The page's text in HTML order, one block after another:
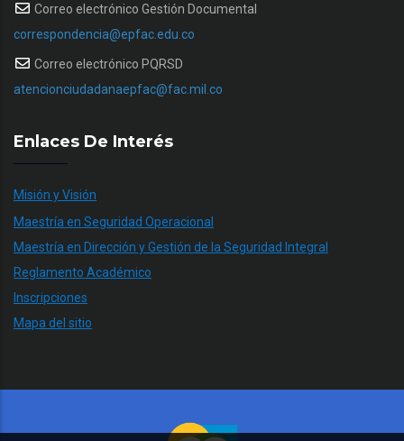
Correo electrónico Gestión Documental
correspondencia@epfac.edu.co
Correo electrónico PQRSD
atencionciudadanaepfac@fac.mil.co
Enlaces De Interés
Misión y Visión
Maestría en Seguridad Operacional
Maestría en Dirección y Gestión de la Seguridad Integral
Reglamento Académico
Inscripciones
Mapa del sitio